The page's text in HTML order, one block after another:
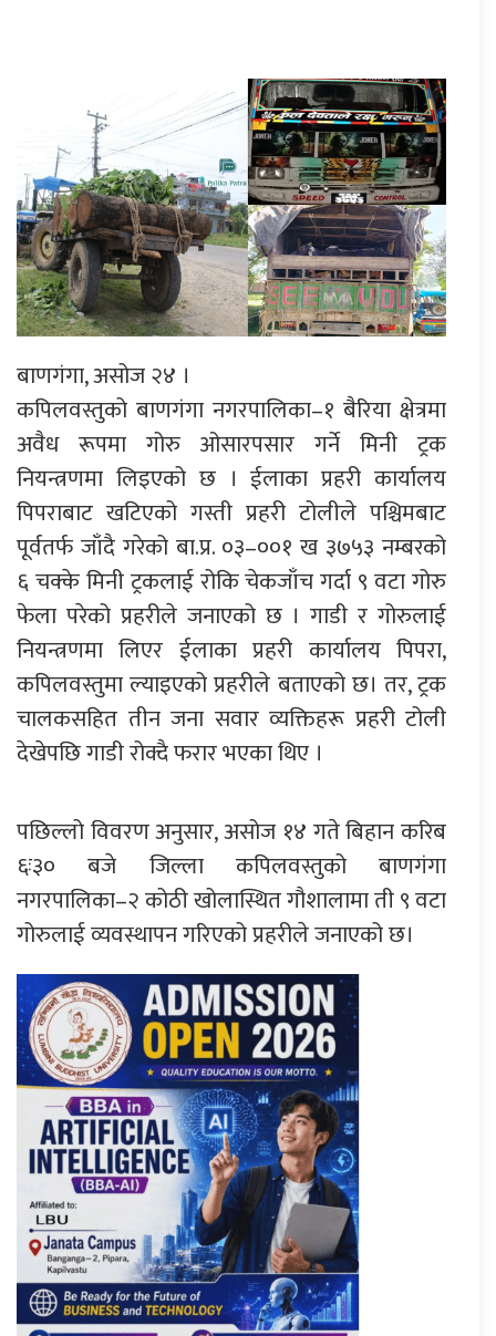
बाणगंगा, असोज २४ ।
कपिलवस्तुको बाणगंगा नगरपालिका–१ बैरिया क्षेत्रमा
अवैध रूपमा गोरु ओसारपसार गर्ने मिनी ट्रक
नियन्त्रणमा लिइएको छ । ईलाका प्रहरी कार्यालय
पिपराबाट खटिएको गस्ती प्रहरी टोलीले पश्चिमबाट
पूर्वतर्फ जाँदै गरेको बा.प्र. ०३–००१ ख ३७५३ नम्बरको
६ चक्के मिनी ट्रकलाई रोकि चेकजाँच गर्दा ९ वटा गोरु
फेला परेको प्रहरीले जनाएको छ । गाडी र गोरुलाई
नियन्त्रणमा लिएर ईलाका प्रहरी कार्यालय पिपरा,
कपिलवस्तुमा ल्याइएको प्रहरीले बताएको छ। तर, ट्रक
चालकसहित तीन जना सवार व्यक्तिहरू प्रहरी टोली
देखेपछि गाडी रोक्दै फरार भएका थिए ।
पछिल्लो विवरण अनुसार, असोज १४ गते बिहान करिब
६ः३० बजे जिल्ला कपिलवस्तुको बाणगंगा
नगरपालिका–२ कोठी खोलास्थित गौशालामा ती ९ वटा
गोरुलाई व्यवस्थापन गरिएको प्रहरीले जनाएको छ।